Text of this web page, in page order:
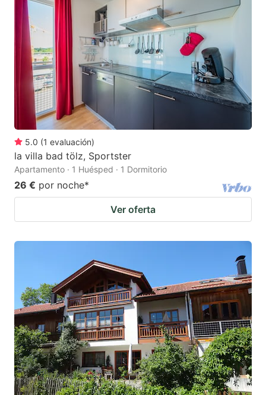
changing
dates.
changing
dates.
5.0 (1 evaluación)
la villa bad tölz, Sportster
Apartamento · 1 Huésped · 1 Dormitorio
26 € por noche*
Ver oferta